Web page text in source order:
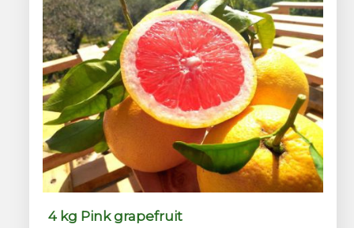
4 kg Pink grapefruit